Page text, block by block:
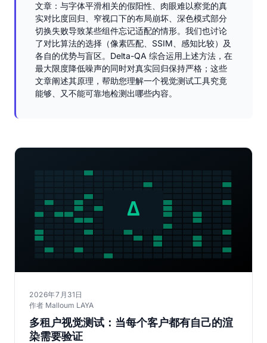
文章：与字体平滑相关的假阳性、肉眼难以察觉的真
实对比度回归、窄视口下的布局崩坏、深色模式部分
切换失败导致某些组件忘记适配的情形。我们也讨论
了对比算法的选择（像素匹配、SSIM、感知比较）及
各自的优势与盲区。Delta-QA 综合运用上述方法，在
最大限度降低噪声的同时对真实回归保持严格；这些
文章阐述其原理，帮助您理解一个视觉测试工具究竟
能够、又不能可靠地检测出哪些内容。
2026年7月31日
作者 Malloum LAYA
多租户视觉测试：当每个客户都有自己的渲
染需要验证